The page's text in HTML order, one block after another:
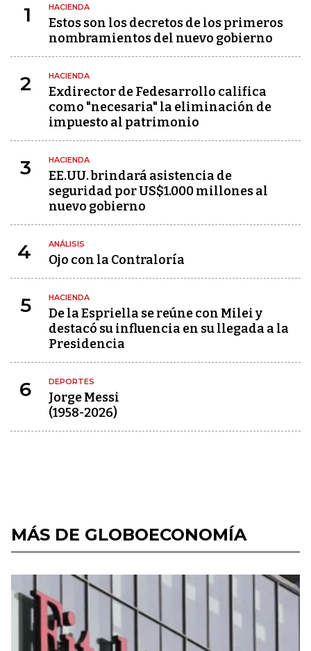
1 HACIENDA
Estos son los decretos de los primeros
nombramientos del nuevo gobierno
2 HACIENDA
Exdirector de Fedesarrollo califica
como "necesaria" la eliminación de
impuesto al patrimonio
3 HACIENDA
EE.UU. brindará asistencia de
seguridad por US$1.000 millones al
nuevo gobierno
4 ANÁLISIS
Ojo con la Contraloría
5 HACIENDA
De la Espriella se reúne con Milei y
destacó su influencia en su llegada a la
Presidencia
6 DEPORTES
Jorge Messi
(1958-2026)
MÁS DE GLOBOECONOMÍA